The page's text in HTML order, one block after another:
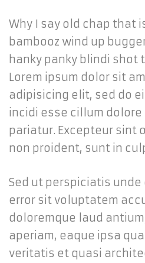
Why I say old chap that
bambooz wind up
hanky panky blindi
Lorem ipsum dolor sit
adipisicing elit, sed do
incidi esse cillum
pariatur. Excepteur sint
non proident, sunt in
Sed ut perspiciatis
error sit voluptatem
doloremque laud
aperiam, eaque ipsa
veritatis et quasi